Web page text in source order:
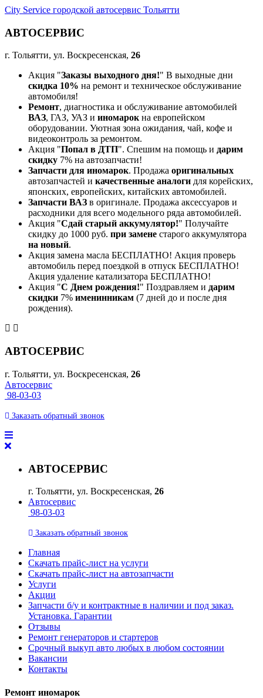
City Service городской автосервис Тольятти
АВТОСЕРВИС
г. Тольятти, ул. Воскресенская, 26
Акция "Заказы выходного дня!" В выходные дни
скидка 10% на ремонт и техническое обслуживание
автомобиля!
Ремонт, диагностика и обслуживание автомобилей
ВАЗ, ГАЗ, УАЗ и иномарокна европейском
оборудовании. Уютная зона ожидания, чай, кофе и
видеоконтроль за ремонтом.
Акция "Попал в ДТП". Спешим на помощь и дарим
скидку 7% на автозапчасти!
Запчасти для иномарок. Продажа оригинальных
автозапчастей и качественные аналоги для корейских,
японских, европейских, китайских автомобилей.
Запчасти ВАЗ в оригинале. Продажа аксессуаров и
расходники для всего модельного ряда автомобилей.
Акция "Сдай старый аккумулятор!" Получайте
скидку до 1000 руб. при замене старого аккумулятора
на новый.
Акция замена масла БЕСПЛАТНО! Акция проверь
автомобиль перед поездкой в отпуск БЕСПЛАТНО!
Акция удаление катализатора БЕСПЛАТНО!
Акция "С Днем рождения!" Поздравляем и дарим
скидки 7% именинникам (7 дней до и после дня
рождения).
АВТОСЕРВИС
г. Тольятти, ул. Воскресенская, 26
Автосервис
98-03-03
Заказать обратный звонок
АВТОСЕРВИС
г. Тольятти, ул. Воскресенская, 26
Автосервис
98-03-03
Заказать обратный звонок
Главная
Скачать прайс-лист на услуги
Скачать прайс-лист на автозапчасти
Услуги
Акции
Запчасти б/у и контрактные в наличии и под заказ.
Установка. Гарантии
Отзывы
Ремонт генераторов и стартеров
Cрочный выкуп авто любых в любом состоянии
Вакансии
Контакты
Ремонт иномарок